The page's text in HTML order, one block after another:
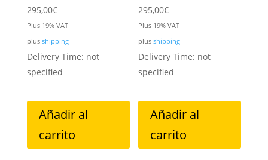
295,00€
Plus 19% VAT
plus shipping
Delivery Time: not
specified
Añadir al
carrito
295,00€
Plus 19% VAT
plusshipping
Delivery Time: not
specified
Añadir al
carrito